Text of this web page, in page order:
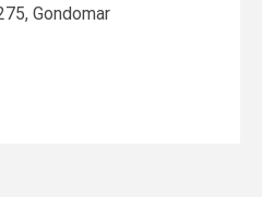
Gondomar